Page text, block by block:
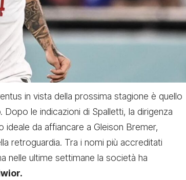
in vista della prossima stagione è quello
. Dopo le indicazioni di Spalletti, la dirigenza
ideale da affiancare a Gleison Bremer,
retroguardia. Tra i nomi più accreditati
nelle ultime settimane la società ha